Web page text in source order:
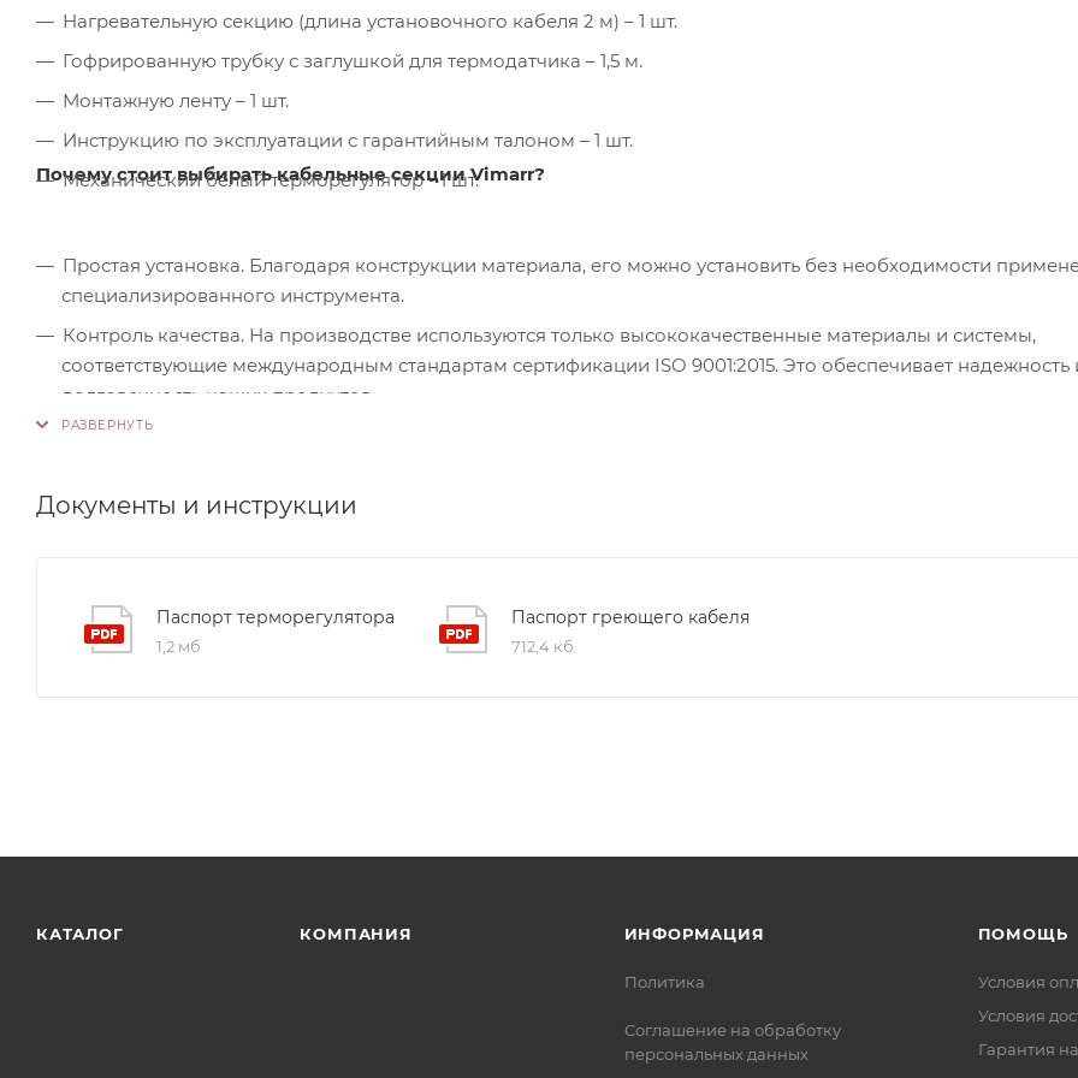
Нагревательную секцию (длина установочного кабеля 2 м) – 1 шт.
Гофрированную трубку с заглушкой для термодатчика – 1,5 м.
Монтажную ленту – 1 шт.
Инструкцию по эксплуатации с гарантийным талоном – 1 шт.
Механический белый терморегулятор - 1 шт.
Почему стоит выбирать кабельные секции Vimarr?
Простая установка. Благодаря конструкции материала, его можно установить без необходимости
специализированного инструмента.
Контроль качества. На производстве используются только высококачественные материалы и системы,
соответствующие международным стандартам сертификации ISO 9001:2015. Это обеспечивает надежность
долговечность наших продуктов.
Документы и инструкции
Паспорт терморегулятора
1,2 мб
Паспорт греющего кабеля
712,4 кб
КАТАЛОГ КОМПАНИЯ ИНФОРМАЦИЯ
Политика
Соглашение на обработку
персональных данных
ПОМОЩЬ
Условия
Условия
Гарантия